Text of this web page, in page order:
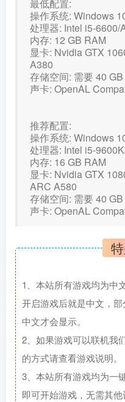
最低配置:
操作系统: Windows
处理器: Intel i5-6600/
内存: 12 GB RAM
显卡: Nvidia GTX
A380
存储空间: 需要 40
声卡: OpenAL
推荐配置:
操作系统: Windows
处理器: Intel i5-
内存: 16 GB RAM
显卡: Nvidia GTX
ARC A580
存储空间: 需要 40
声卡: OpenAL
1、本站所有游戏均为中
开启游戏后就是中文，
中文才会显示。
2、如果游戏可以联机我
的方式请查看游戏说明。
3、本站所有游戏均为一
即可开始游戏，无需其